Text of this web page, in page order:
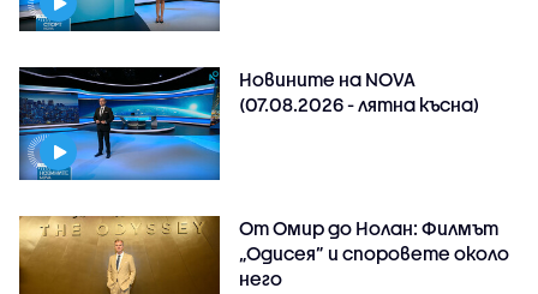
Новините на NOVA
(07.08.2026 - лятна късна)
От Омир до Нолан: Филмът
„Одисея” и споровете около
него